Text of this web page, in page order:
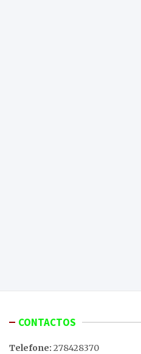
CONTACTOS
Telefone: 278428370